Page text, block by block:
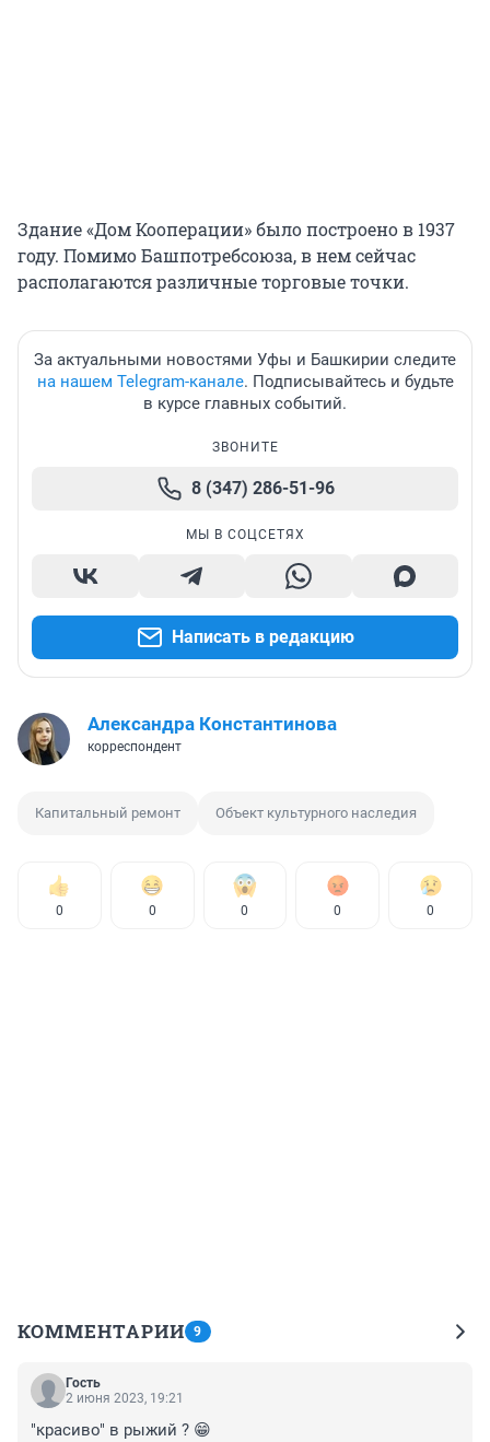
Здание «Дом Кооперации» было построено в 1937
году. Помимо Башпотребсоюза, в нем сейчас
располагаются различные торговые точки.
За актуальными новостями Уфы и Башкирии следите
на нашем Telegram-канале. Подписывайтесь и будьте
в курсе главных событий.
ЗВОНИТЕ
8 (347) 286-51-96
МЫ В СОЦСЕТЯХ
Написать в редакцию
Александра Константинова
корреспондент
Капитальный ремонт Объект культурного наследия
0 0 0 0 0
КОММЕНТАРИИ 9
Гость
2 июня 2023, 19:21
"красиво" в рыжий ? 😁